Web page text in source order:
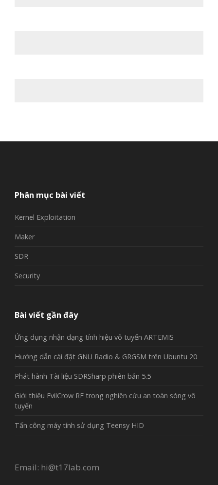
Phân mục bài viết
Kernel Exploitation
Maker
SDR
Security
Bài viết gần đây
Ứng dụng nhận dạng tính hiệu vô tuyến ARTEMIS
Hướng dẫn cài đặt GNU Radio & GRGSM trên Ubuntu 20
Phát hành Tài liệu SDRSharp phiên bản 5.5
Giới thiệu EvilCrow RF trong nghiên cứu an toàn sóng vô
tuyến
Tấn công máy tính sử dụng Teensy HID
Email: hi@t17lab.com